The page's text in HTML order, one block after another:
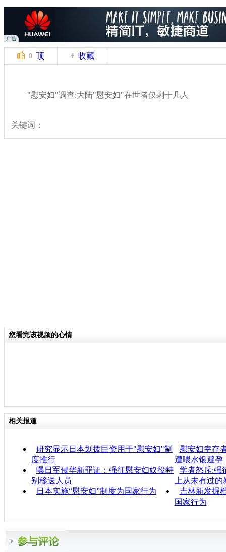
0 顶 收藏
"慰安妇"调查:大陆"慰安妇"在世者仅剩十几人
关键词：
您看完该视频的心情
相关报道
研究显示日本划拨巨资用于"慰安妇"制
度推行
慰安妇幸存
遭喂水银避孕
曝日军侵华新罪证：强征慰安妇奴役特
别移送人员
学者怒斥:强
上从未有过的
日本实施“慰安妇”制度为国家行为
吉林新发掘
国家行为